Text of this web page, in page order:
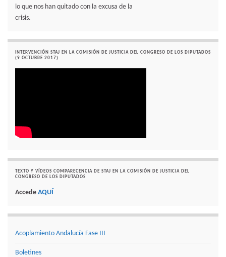
lo que nos han quitado con la excusa de la
crisis.
INTERVENCIÓN STAJ EN LA COMISIÓN DE JUSTICIA DEL CONGRESO DE LOS DIPUTADOS
(9 OCTUBRE 2017)
TEXTO Y VÍDEOS COMPARECENCIA DE STAJ EN LA COMISIÓN DE JUSTICIA DEL
CONGRESO DE LOS DIPUTADOS
Accede AQUÍ
Acoplamiento Andalucía Fase III
Boletines